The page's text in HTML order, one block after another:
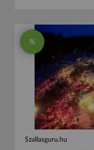
%
Szallasguru.hu